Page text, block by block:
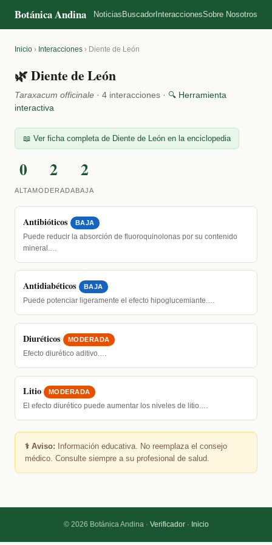
Botánica Andina Noticias Buscador InteraccionesSobre Nosotros
Inicio › Interacciones › Diente de León
🌿 Diente de León
Taraxacum officinale · 4 interacciones · 🔍 Herramienta
interactiva
📖 Ver ficha completa de Diente de León en la enciclopedia
0
ALTA
2
MODERADA
2
BAJA
Antibióticos BAJA
Puede reducir la absorción de fluoroquinolonas por su contenido
mineral.…
Antidiabéticos BAJA
Puede potenciar ligeramente el efecto hipoglucemiante.…
Diuréticos MODERADA
Efecto diurético aditivo.…
Litio MODERADA
El efecto diurético puede aumentar los niveles de litio.…
⚕️ Aviso: Información educativa. No reemplaza el consejo
médico. Consulte siempre a su profesional de salud.
© 2026 Botánica Andina · Verificador· Inicio